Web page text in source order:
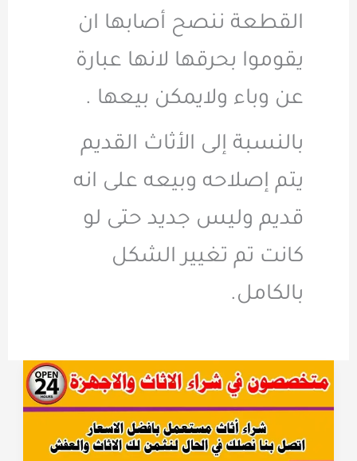
القطعة ننصح أصابها ان
يقوموا بحرقها لانها عبارة
عن وباء ولايمكن بيعها .
بالنسبة إلى الأثاث القديم
يتم إصلاحه وبيعه على انه
قديم وليس جديد حتى لو
كانت تم تغيير الشكل
بالكامل.